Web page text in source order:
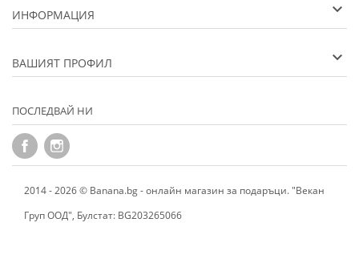
ИНФОРМАЦИЯ
ВАШИЯТ ПРОФИЛ
ПОСЛЕДВАЙ НИ
2014 - 2026 © Banana.bg - онлайн магазин за подаръци. "Векан
Груп ООД", Булстат: BG203265066